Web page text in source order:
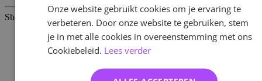
Shop meer
SALE
KPOP
Onze website gebruikt cookies om je ervaring te
verbeteren. Door onze website te gebruiken, stem
je in met alle cookies in overeenstemming met ons
Cookiebeleid. Lees verder